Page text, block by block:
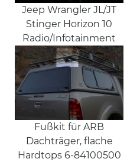
Jeep Wrangler JL/JT
Stinger Horizon 10
Radio/Infotainment
Fußkit für ARB
Dachträger, flache
Hardtops 6-84100500